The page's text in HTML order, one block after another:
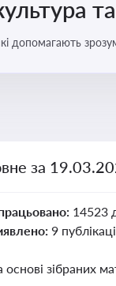
та
допомагають
за
14523
9
основі зібраних